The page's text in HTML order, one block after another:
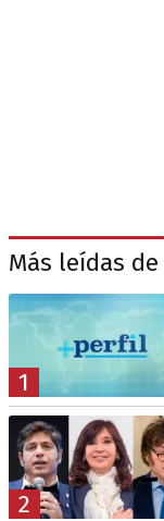
Más leídas
1
2